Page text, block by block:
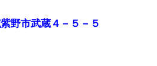
野市武蔵４－５－５